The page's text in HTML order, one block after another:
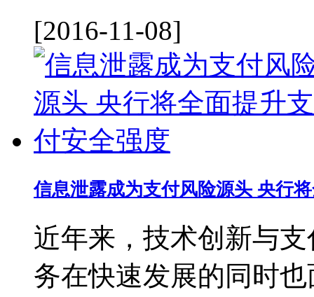
[2016-11-08]
信息泄露成为支付风险源头 央行
近年来，技术创新与
务在快速发展的同时